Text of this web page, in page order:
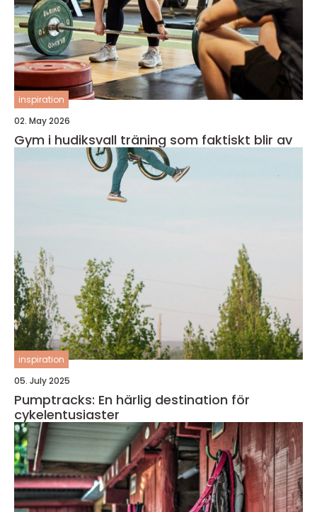
inspiration
02. May 2026
Gym i hudiksvall träning som faktiskt blir av
inspiration
05. July 2025
Pumptracks: En härlig destination för
cykelentusiaster